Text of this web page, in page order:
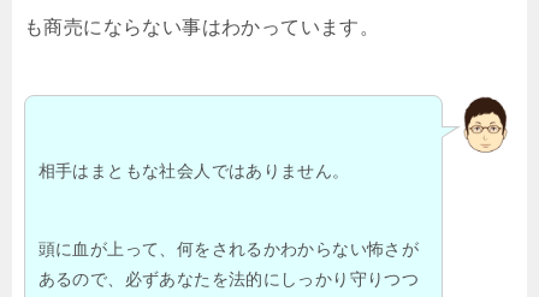
も商売にならない事はわかっています。
相手はまともな社会人ではありません。
頭に血が上って、何をされるかわからない怖さが
あるので、必ずあなたを法的にしっかり守りつつ